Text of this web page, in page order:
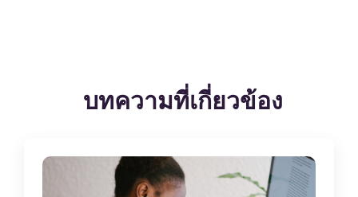
บทความที่เกี่ยวข้อง